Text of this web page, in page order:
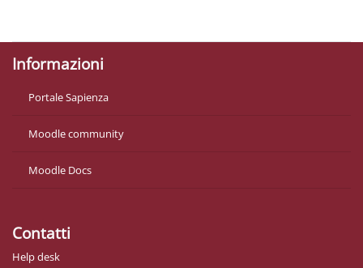
Informazioni
Portale Sapienza
Moodle community
Moodle Docs
Contatti
Help desk